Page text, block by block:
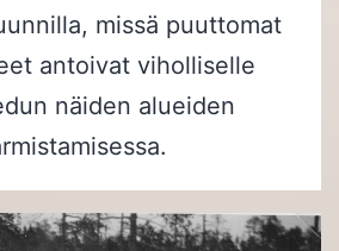
missä puuttomat
antoivat viholliselle
näiden alueiden